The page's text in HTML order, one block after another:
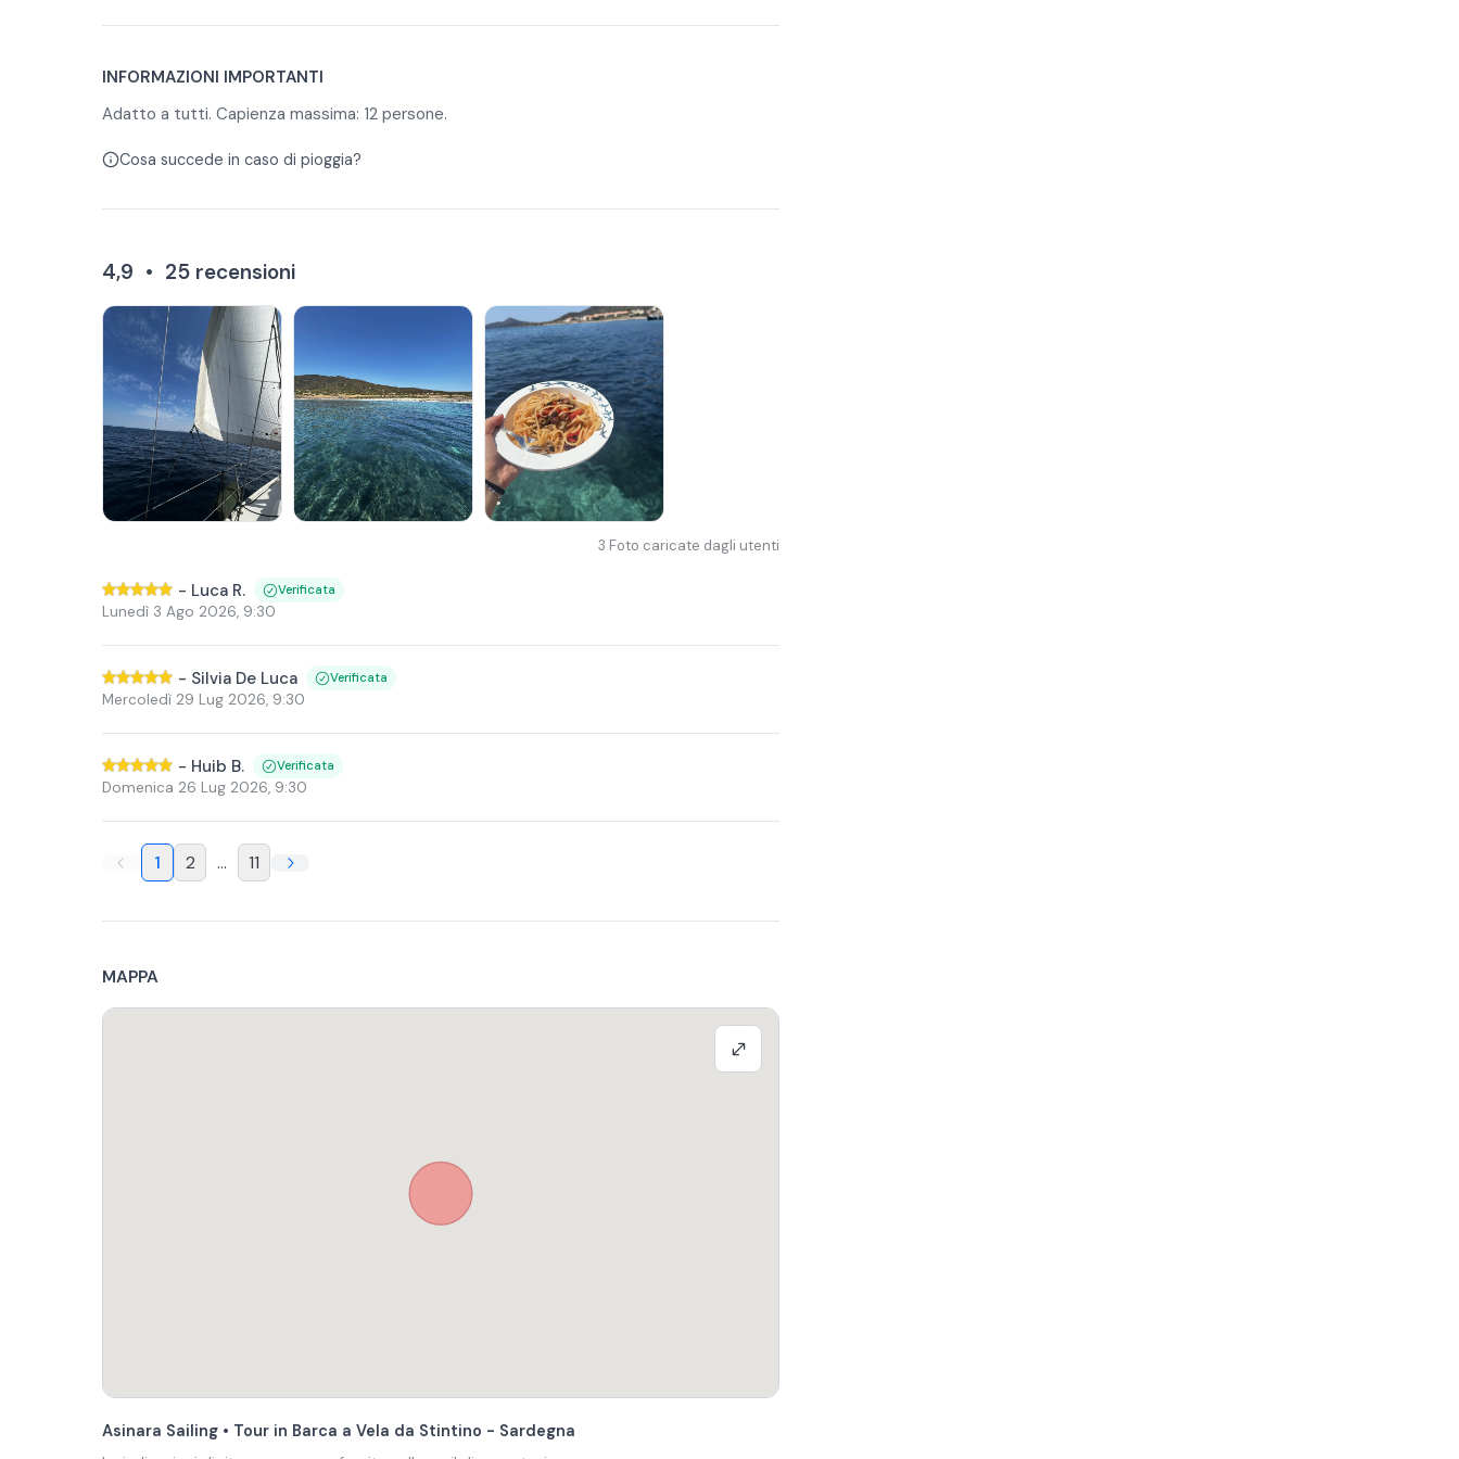
INFORMAZIONI IMPORTANTI
Adatto a tutti. Capienza massima: 12 persone.
Cosa succede in caso di pioggia?
4,9 • 25 recensioni
3 Foto caricate dagli utenti
- Luca R. Verificata
Lunedì 3 Ago 2026, 9:30
- Silvia De Luca Verificata
Mercoledì 29 Lug 2026, 9:30
- Huib B. Verificata
Domenica 26 Lug 2026, 9:30
1 2 ... 11
MAPPA
Asinara Sailing • Tour in Barca a Vela da Stintino - Sardegna